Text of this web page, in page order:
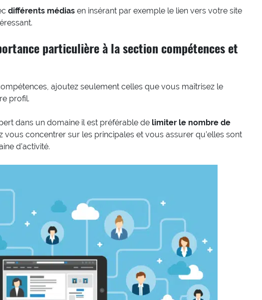
différents médias en insérant par exemple le lien vers votre site
particulière à la section compétences et
ajoutez seulement celles que vous maîtrisez le
profil.
dans un domaine il est préférable de limiter le nombre de
vous concentrer sur les principales et vous assurer qu’elles sont
d’activité.